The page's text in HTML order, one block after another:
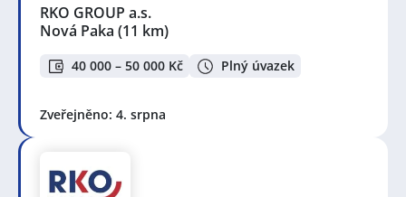
RKO GROUP a.s.
Nová Paka (11 km)
40 000 – 50 000 Kč Plný úvazek
Zveřejněno: 4. srpna